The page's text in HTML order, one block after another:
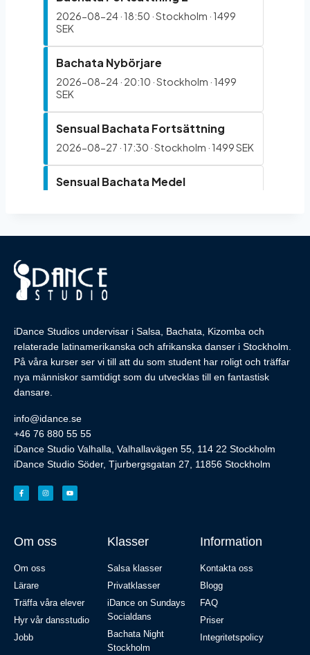
iDance Studios undervisar i Salsa, Bachata, Kizomba och
relaterade latinamerikanska och afrikanska danser i Stockholm.
På våra kurser ser vi till att du som student har roligt och träffar
nya människor samtidigt som du utvecklas till en fantastisk
dansare.
info@idance.se
+46 76 880 55 55
iDance Studio Valhalla, Valhallavägen 55, 114 22 Stockholm
iDance Studio Söder, Tjurbergsgatan 27, 11856 Stockholm
Om oss
Om oss
Lärare
Träffa våra elever
Hyr vår dansstudio
Jobb
Klasser
Salsa klasser
Privatklasser
iDance on Sundays
Socialdans
Bachata Night
Stockholm
Information
Kontakta oss
Blogg
FAQ
Priser
Integritetspolicy